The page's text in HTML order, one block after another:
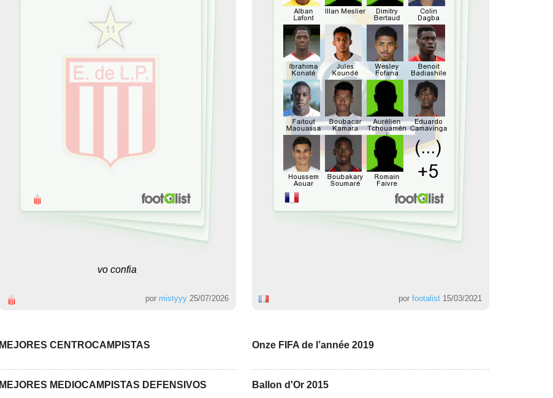
vo confia
por mistyyy 25/07/2026
MEJORES CENTROCAMPISTAS
MEJORES MEDIOCAMPISTAS DEFENSIVOS
porfootalist 15/03/2021
Onze FIFA de l’année 2019
Ballon d'Or 2015